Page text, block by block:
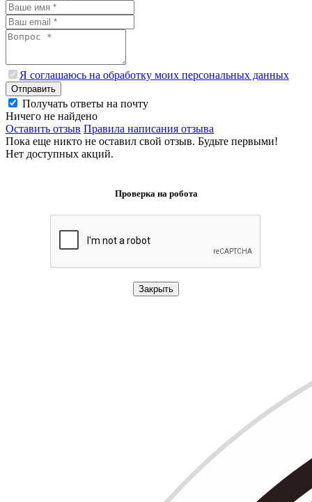
Я соглашаюсь на обработку моих персональных данных
Отправить
Получать ответы на почту
Ничего не найдено
Оставить отзыв Правила написания отзыва
Пока еще никто не оставил свой отзыв. Будьте первыми!
Нет доступных акций.
Проверка на робота
Закрыть